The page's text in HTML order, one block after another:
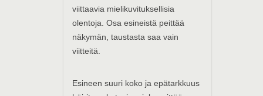
viittaavia mielikuvituksellisia
olentoja. Osa esineistä peittää
näkymän, taustasta saa vain
viitteitä.
Esineen suuri koko ja epätarkkuus